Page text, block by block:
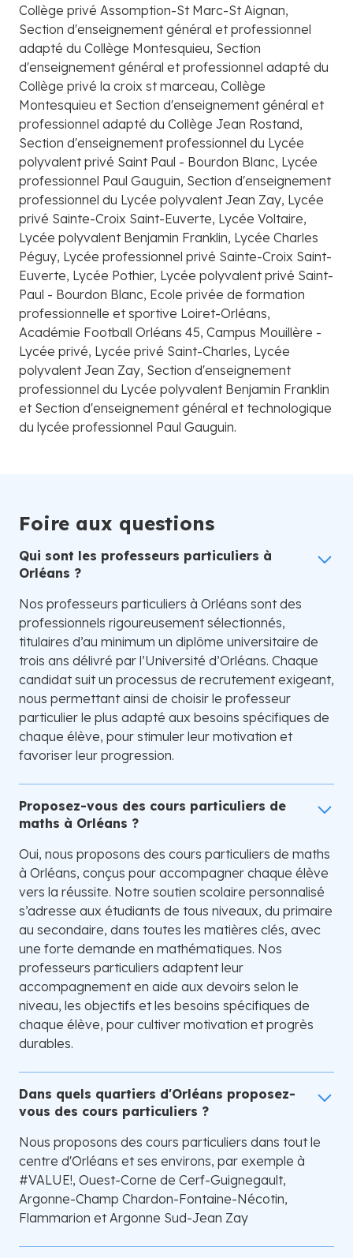
Collège privé Assomption-St Marc-St Aignan,
Section d'enseignement général et professionnel
adapté du Collège Montesquieu, Section
d'enseignement général et professionnel adapté du
Collège privé la croix st marceau, Collège
Montesquieu et Section d'enseignement général et
professionnel adapté du Collège Jean Rostand,
Section d'enseignement professionnel du Lycée
polyvalent privé Saint Paul - Bourdon Blanc, Lycée
professionnel Paul Gauguin, Section d'enseignement
professionnel du Lycée polyvalent Jean Zay, Lycée
privé Sainte-Croix Saint-Euverte, Lycée Voltaire,
Lycée polyvalent Benjamin Franklin, Lycée Charles
Péguy, Lycée professionnel privé Sainte-Croix Saint-
Euverte, Lycée Pothier, Lycée polyvalent privé Saint-
Paul - Bourdon Blanc, Ecole privée de formation
professionnelle et sportive Loiret-Orléans,
Académie Football Orléans 45, Campus Mouillère -
Lycée privé, Lycée privé Saint-Charles, Lycée
polyvalent Jean Zay, Section d'enseignement
professionnel du Lycée polyvalent Benjamin Franklin
et Section d'enseignement général et technologique
du lycée professionnel Paul Gauguin.
Foire aux questions
Qui sont les professeurs particuliers à
Orléans ?
Nos professeurs particuliers à Orléans sont des
professionnels rigoureusement sélectionnés,
titulaires d’au minimum un diplôme universitaire de
trois ans délivré par l’Université d’Orléans. Chaque
candidat suit un processus de recrutement exigeant,
nous permettant ainsi de choisir le professeur
particulier le plus adapté aux besoins spécifiques de
chaque élève, pour stimuler leur motivation et
favoriser leur progression.
Proposez-vous des cours particuliers de
maths à Orléans ?
Oui, nous proposons des cours particuliers de maths
à Orléans, conçus pour accompagner chaque élève
vers la réussite. Notre soutien scolaire personnalisé
s’adresse aux étudiants de tous niveaux, du primaire
au secondaire, dans toutes les matières clés, avec
une forte demande en mathématiques. Nos
professeurs particuliers adaptent leur
accompagnement en aide aux devoirs selon le
niveau, les objectifs et les besoins spécifiques de
chaque élève, pour cultiver motivation et progrès
durables.
Dans quels quartiers d'Orléans proposez-
vous des cours particuliers ?
Nous proposons des cours particuliers dans tout le
centre d'Orléans et ses environs, par exemple à
#VALUE!, Ouest-Corne de Cerf-Guignegault,
Argonne-Champ Chardon-Fontaine-Nécotin,
Flammarion et Argonne Sud-Jean Zay